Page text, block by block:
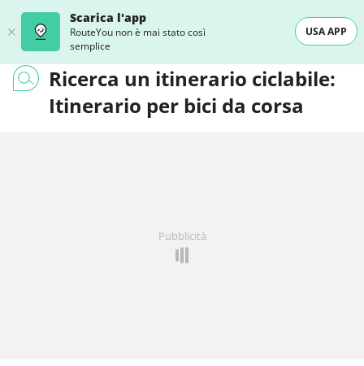
Scarica l'app
RouteYou non è mai stato così
semplice
USA APP
Ricerca un itinerario ciclabile:
Itinerario per bici da corsa
Pubblicità